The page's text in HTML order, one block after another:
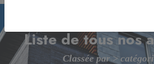
Liste de tous nos
Classée par >